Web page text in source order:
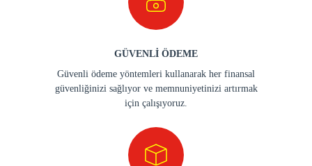
GÜVENLİ ÖDEME
Güvenli ödeme yöntemleri kullanarak her finansal
güvenliğinizi sağlıyor ve memnuniyetinizi artırmak
için çalışıyoruz.